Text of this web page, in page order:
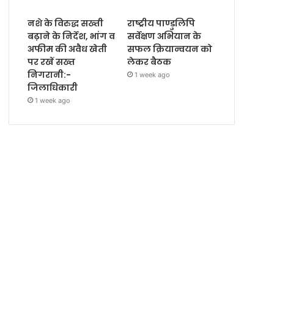
नशे के विरुद्ध सख्ती
बढ़ाने के निर्देश, भांग व
अफीम की अवैध खेती
पर रखें सख्त
निगरानी:-
जिलाधिकारी
1 week ago
राष्ट्रीय पाण्डुलिपि
सर्वेक्षण अभियान के
सफल क्रियान्वयन को
लेकर बैठक
1 week ago